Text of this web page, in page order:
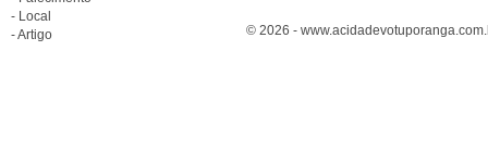
- Local
- Artigo
© 2026 -